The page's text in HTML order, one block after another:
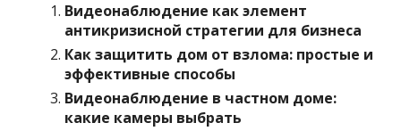
Видеонаблюдение как элемент
антикризисной стратегии для бизнеса
Как защитить дом от взлома: простые и
эффективные способы
Видеонаблюдение в частном доме:
какие камеры выбрать